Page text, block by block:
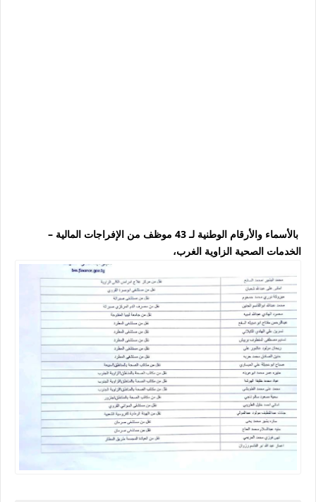
بالأسماء والأرقام الوطنية لـ 43 موظف من الإفراجات المالية –
الخدمات الصحية الزاوية الغرب،